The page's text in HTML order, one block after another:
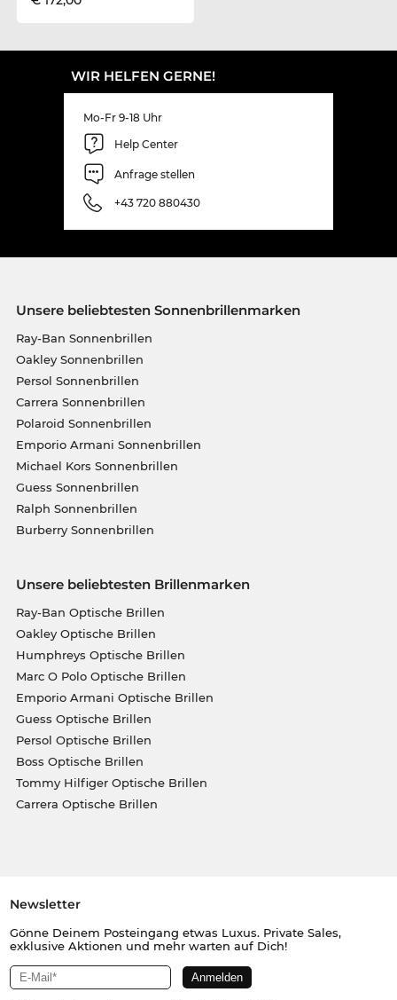
WIR HELFEN GERNE!
Mo-Fr 9-18 Uhr
Help Center
Anfrage stellen
+43 720 880430
Unsere beliebtesten Sonnenbrillenmarken
Ray-Ban Sonnenbrillen
Oakley Sonnenbrillen
Persol Sonnenbrillen
Carrera Sonnenbrillen
Polaroid Sonnenbrillen
Emporio Armani Sonnenbrillen
Michael Kors Sonnenbrillen
Guess Sonnenbrillen
Ralph Sonnenbrillen
Burberry Sonnenbrillen
Unsere beliebtesten Brillenmarken
Ray-Ban Optische Brillen
Oakley Optische Brillen
Humphreys Optische Brillen
Marc O Polo Optische Brillen
Emporio Armani Optische Brillen
Guess Optische Brillen
Persol Optische Brillen
Boss Optische Brillen
Tommy Hilfiger Optische Brillen
Carrera Optische Brillen
Newsletter
Gönne Deinem Posteingang etwas Luxus. Private Sales,
exklusive Aktionen und mehr warten auf Dich!